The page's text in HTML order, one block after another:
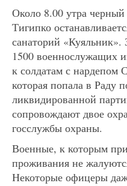
Около 8.00 утра
Тигипко
санаторий
1500 военнослужащих
к солдатам с нардепом
которая попала в Раду
ликвидированной
сопровождают двое
госслужбы охраны.
Военные, к которым
проживания не
Некоторые офицеры